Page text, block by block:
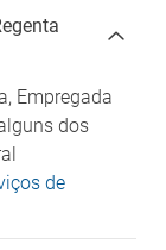
Empregada
dos
de